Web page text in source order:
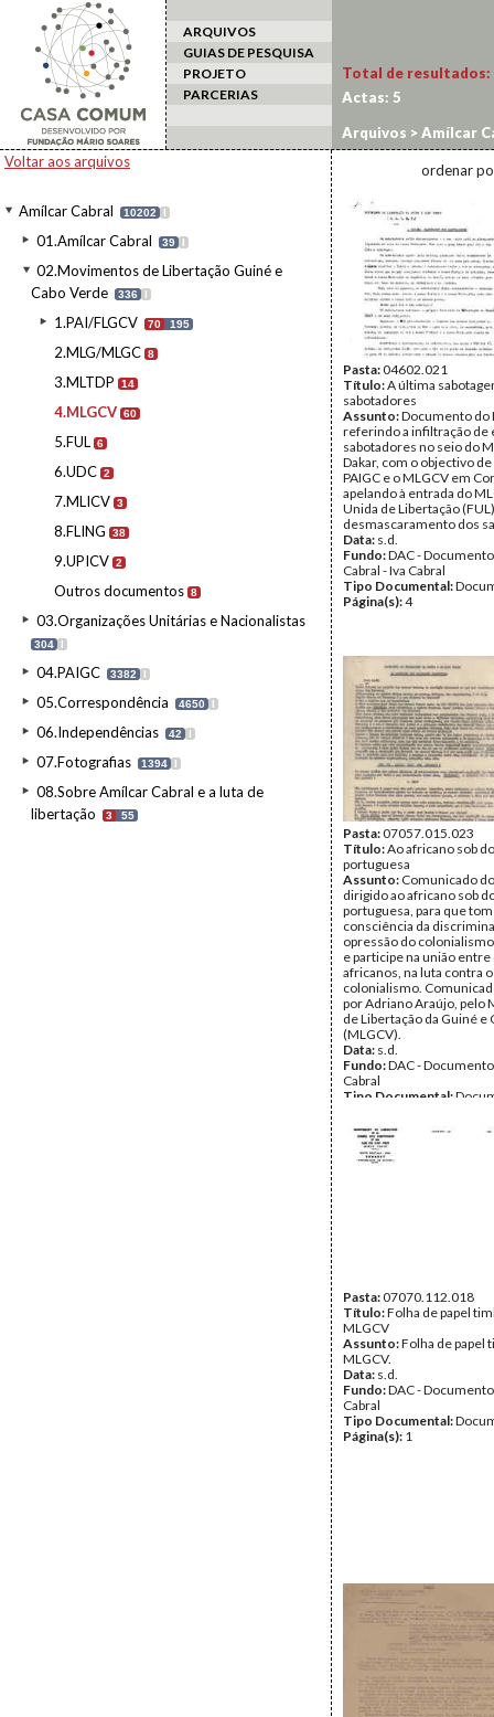
ARQUIVOS
GUIAS DE PESQUISA
PROJETO
PARCERIAS
Voltar aos arquivos
Amílcar Cabral 10202 I
01.Amílcar Cabral 39 I
02.Movimentos de Libertação Guiné e
Cabo Verde
336 I
1.PAI/FLGCV 70 195
2.MLG/MLGC 8
3.MLTDP 14
4.MLGCV 60
5.FUL 6
6.UDC 2
7.MLICV 3
8.FLING 38
9.UPICV 2
Outros documentos 8
03.Organizações Unitárias e Nacionalistas
304 I
04.PAIGC 3382 I
05.Correspondência 4650 I
06.Independências 42 I
07.Fotografias 1394 I
08.Sobre Amílcar Cabral e a luta de
libertação
3 55
Total de resultados:
Actas: 5
Arquivos >Amílcar
ordenar
Pasta:04602.021
Título:A última
sabotadores
Assunto:Documento do
referindo a infiltração de
sabotadores no seio do
Dakar, com o objectivo
PAIGC e o MLGCV em
apelando à entrada do
Unida de Libertação
desmascaramento dos
Data: s.d.
Fundo:DAC -
Cabral - Iva Cabral
Tipo Documental:
Página(s):4
Pasta:07057.015.023
Título:Ao africano sob
portuguesa
Assunto: Comunicado
dirigido ao africano sob
portuguesa, para que
consciência da
opressão do
e participe na união entre
africanos, na luta contra o
colonialismo.
por Adriano Araújo, pelo
de Libertação da Guiné e
(MLGCV).
Data: s.d.
Fundo:DAC -
Cabral
Tipo Documental:
Pasta:07070.112.018
Título:Folha de papel
MLGCV
Assunto:Folha de papel
MLGCV.
Data: s.d.
Fundo:DAC -
Cabral
Tipo Documental:
Página(s): 1